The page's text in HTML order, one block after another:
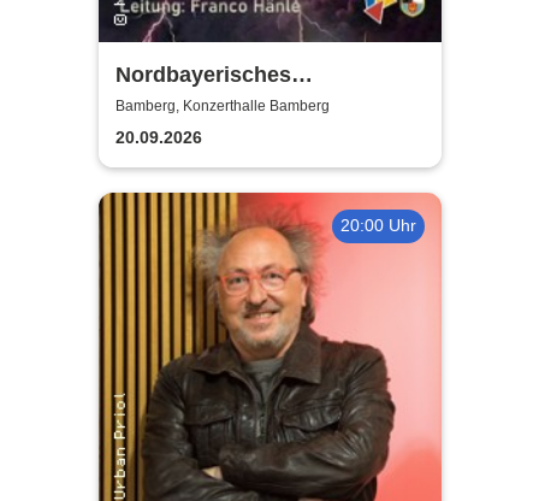
Nordbayerisches
Jugendblasorchester |
Konzerthalle Bamberg
Bamberg, Konzerthalle Bamberg
20.09.2026
20:00 Uhr